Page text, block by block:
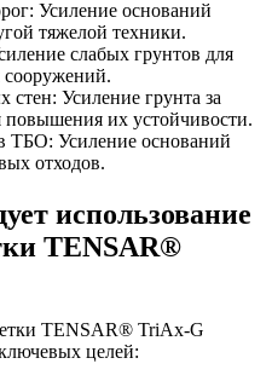
Усиление оснований
тяжелой техники.
слабых грунтов для
сооружений.
стен: Усиление грунта за
их устойчивости.
ТБО: Усиление оснований
отходов.
использование
TENSAR®
TENSAR® TriAx-G
целей: